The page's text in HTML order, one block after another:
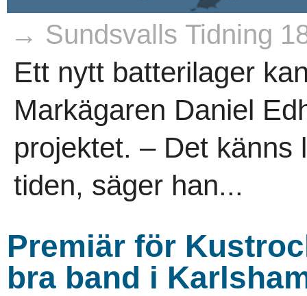
→ Sundsvalls Tidning
Ett nytt batterilager
Markägaren Daniel
projektet. – Det känns
tiden, säger han...
Premiär för
bra band i